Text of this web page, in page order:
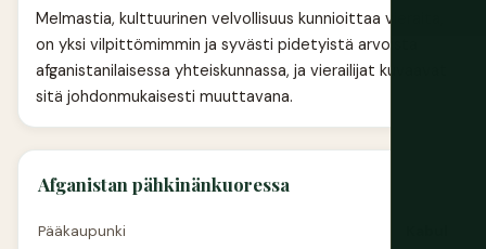
Melmastia, kulttuurinen velvollisuus kunnioittaa vieraita,
on yksi vilpittömimmin ja syvästi pidetyistä arvoista
afganistanilaisessa yhteiskunnassa, ja vierailijat kuvaavat
sitä johdonmukaisesti muuttavana.
Afganistan pähkinänkuoressa
Pääkaupunki